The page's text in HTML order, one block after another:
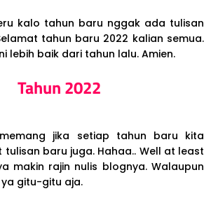
kalo tahun baru nggak ada tulisan
tahun baru 2022 kalian semua.
lebih baik dari tahun lalu. Amien.
Tahun 2022
jika setiap tahun baru kita
baru juga. Hahaa.. Well at least
makin rajin nulis blognya. Walaupun
gitu-gitu aja.